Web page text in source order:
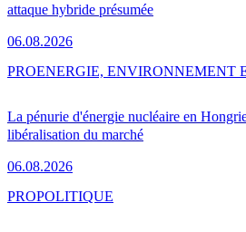
attaque hybride présumée
06.08.2026
La pénurie d'énergie nucléaire en
libéralisation du marché
06.08.2026
PROENERGIE, ENVIRONNEMENT
PROPOLITIQUE